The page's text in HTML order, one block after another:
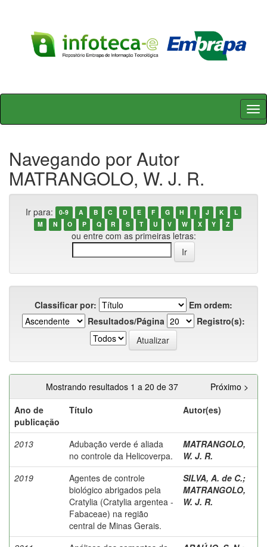
Skip
Navegando por Autor
MATRANGOLO, W. J. R.
Ir para: 0-9 A B C D E F G H I J K
L
M
N O P Q R S T U V W X Y Z
ou entre com as primeiras letras:
Classificar por:
Em ordem:
Resultados/Página
Registro(s):
Mostrando resultados 1 a 20 de 37
Próximo >
Ano de
publicação
Título Autor(es)
2013
Adubação verde é aliada
no controle da Helicoverpa.
MATRANGOLO,
W. J. R.
2019
Agentes de controle
biológico abrigados pela
Cratylia (Cratylia argentea -
Fabaceae) na região
central de Minas Gerais.
SILVA, A. de C.;
MATRANGOLO,
W. J. R.